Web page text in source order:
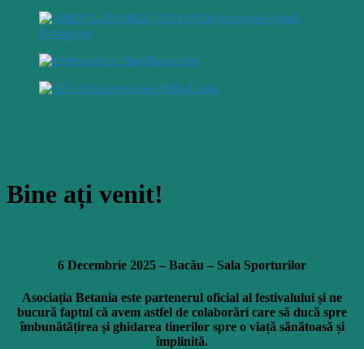
Bine ați venit!
6 Decembrie 2025 – Bacău – Sala Sporturilor
Asociația Betania este partenerul oficial al festivalului și ne
bucură faptul că avem astfel de colaborări care să ducă spre
îmbunătățirea șighidarea tinerilorspre o viață sănătoasă și
împlinită.